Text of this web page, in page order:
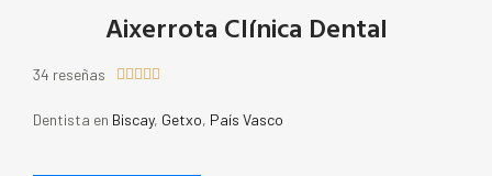
Aixerrota Clínica Dental
34 reseñas     
Dentista en Biscay, Getxo, País Vasco